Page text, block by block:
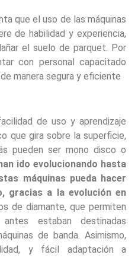
que el uso de las máquinas
de habilidad y experiencia,
el suelo de parquet. Por
con personal capacitado
manera segura y eficiente
de uso y aprendizaje
que gira sobre la superficie,
pueden ser mono disco o
ido evolucionando hasta
máquinas pueda hacer
gracias a la evolución en
de diamante, que permiten
estaban destinadas
de banda. Asimismo,
y fácil adaptación a